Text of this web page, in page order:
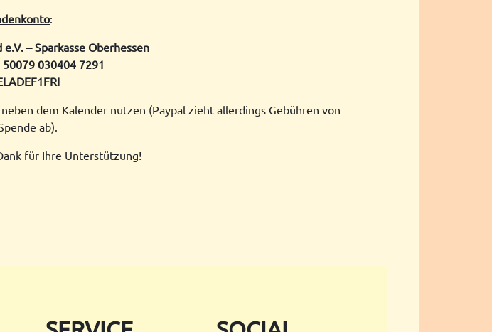
:
– Sparkasse Oberhessen
030404 7291
dem Kalender nutzen (Paypal zieht allerdings Gebühren von
ab).
für Ihre Unterstützung!